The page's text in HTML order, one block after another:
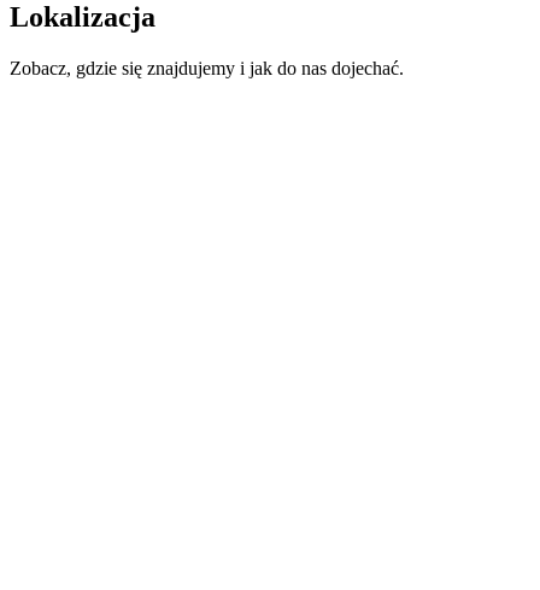
Lokalizacja
Zobacz, gdzie się znajdujemy i jak do nas dojechać.